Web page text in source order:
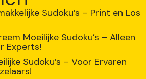
Sudoku’s – Print en Los
Moeilijke Sudoku’s – Alleen
Experts!
Sudoku’s – Voor Ervaren